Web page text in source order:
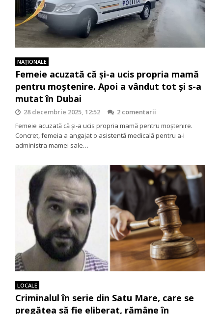
NAŢIONALE
Femeie acuzată că și-a ucis propria mamă
pentru moștenire. Apoi a vândut tot și s-a
mutat în Dubai
28 decembrie 2025, 12:52
2 comentarii
Femeie acuzată că și-a ucis propria mamă pentru moștenire.
Concret, femeia a angajat o asistentă medicală pentru a-i
administra mamei sale…
LOCALE
Criminalul în serie din Satu Mare, care se
pregătea să fie eliberat, rămâne în